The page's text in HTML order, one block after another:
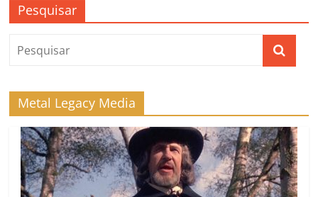
Pesquisar
Metal Legacy Media